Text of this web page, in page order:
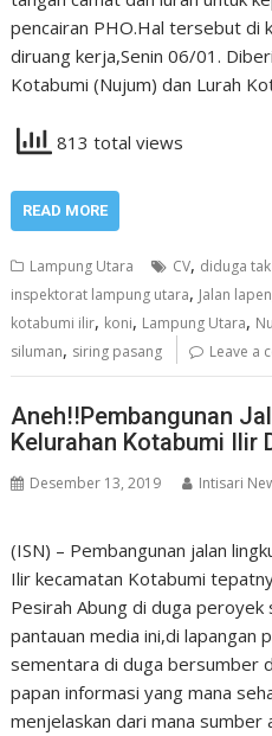
pencairan PHO.Hal tersebut di
diruang kerja,Senin 06/01.
Kotabumi (Nujum) dan Lurah
813 total views
READ MORE
Lampung Utara CV, diduga
inspektorat lampung utara, Jalan lapen
kotabumi ilir, koni, Lampung Utara,
siluman, siring pasang Leave a
Aneh!!Pembangunan
Kelurahan Kotabumi Ilir
Desember 13, 2019 Intisari
(ISN) – Pembangunan jalan
Ilir kecamatan Kotabumi
Pesirah Abung di duga peroyek
pantauan media ini,di lapangan
sementara di duga bersumber
papan informasi yang mana
menjelaskan dari mana sumber